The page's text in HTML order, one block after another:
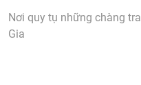
Nơi quy tụ những chàng
Gia